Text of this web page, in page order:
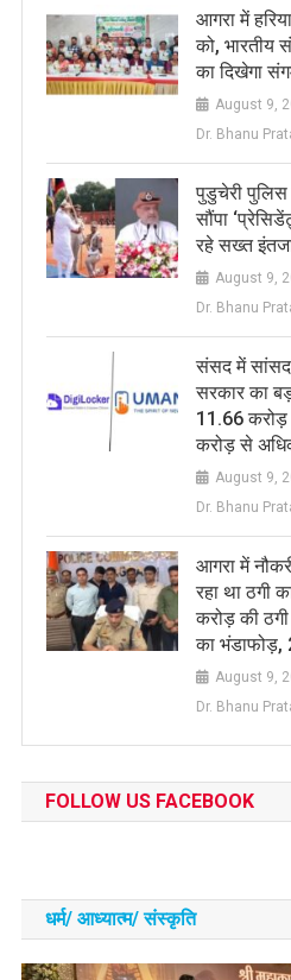
आगरा में
को, भारतीय
का दिखेगा
August 9,
Dr. Bhanu
पुडुचेरी पुलिस
सौंपा
रहे सख्त
August 9,
Dr. Bhanu
संसद में
सरकार का
11.66
करोड़ से
August 9,
Dr. Bhanu
आगरा में
रहा था ठगी
करोड़ की
का भंडाफोड़,
August 9,
Dr. Bhanu
FOLLOW US FACEBOOK
धर्म/ आध्‍यात्‍म/ संस्‍कृति